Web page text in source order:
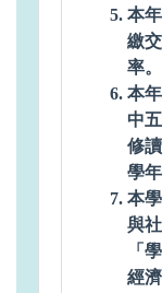
本
繳
率。
本
中
修
學
本
與
「
經